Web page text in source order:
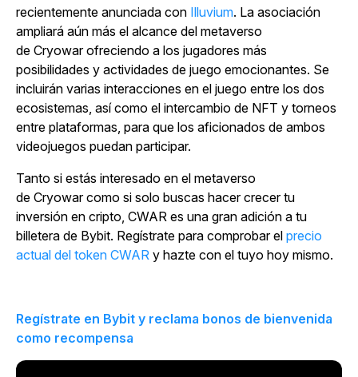
recientemente anunciada con Illuvium. La asociación
ampliará aún más el alcance del metaverso
de Cryowarofreciendo a los jugadores más
posibilidades y actividades de juego emocionantes. Se
incluirán varias interacciones en el juego entre los dos
ecosistemas, así como el intercambio de NFT y torneos
entre plataformas, para que los aficionados de ambos
videojuegos puedan participar.
Tanto si estás interesado en el metaverso
de Cryowarcomo si solo buscas hacer crecer tu
inversión en cripto, CWAR es una gran adición a tu
billetera de Bybit. Regístrate para comprobar el precio
actual del token CWAR y hazte con el tuyo hoy mismo.
Regístrate en Bybit y reclama bonos de bienvenida
como recompensa